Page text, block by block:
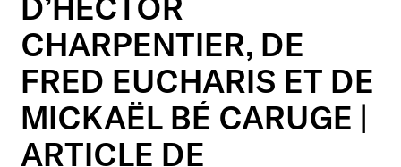
CHARPENTIER, DE
FRED EUCHARIS ET DE
MICKAËL BÉ CARUGE |
ARTICLE DE